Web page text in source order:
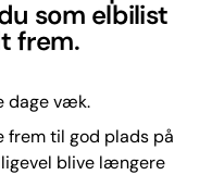
som elbilist
frem.
dage væk.
frem til god plads på
blive længere